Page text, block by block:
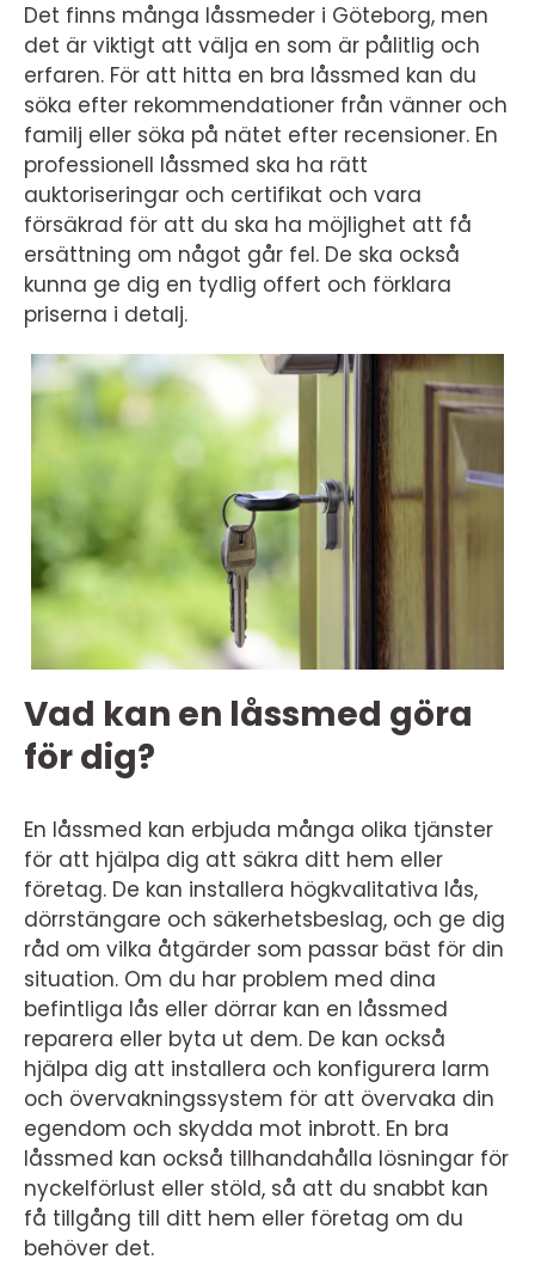
Det finns många låssmeder i Göteborg, men
det är viktigt att välja en som är pålitlig och
erfaren. För att hitta en bra låssmed kan du
söka efter rekommendationer från vänner och
familj eller söka på nätet efter recensioner. En
professionell låssmed ska ha rätt
auktoriseringar och certifikat och vara
försäkrad för att du ska ha möjlighet att få
ersättning om något går fel. De ska också
kunna ge dig en tydlig offert och förklara
priserna i detalj.
Vad kan en låssmed göra
för dig?
En låssmed kan erbjuda många olika tjänster
för att hjälpa dig att säkra ditt hem eller
företag. De kan installera högkvalitativa lås,
dörrstängare och säkerhetsbeslag, och ge dig
råd om vilka åtgärder som passar bäst för din
situation. Om du har problem med dina
befintliga lås eller dörrar kan en låssmed
reparera eller byta ut dem. De kan också
hjälpa dig att installera och konfigurera larm
och övervakningssystem för att övervaka din
egendom och skydda mot inbrott. En bra
låssmed kan också tillhandahålla lösningar för
nyckelförlust eller stöld, så att du snabbt kan
få tillgång till ditt hem eller företag om du
behöver det.